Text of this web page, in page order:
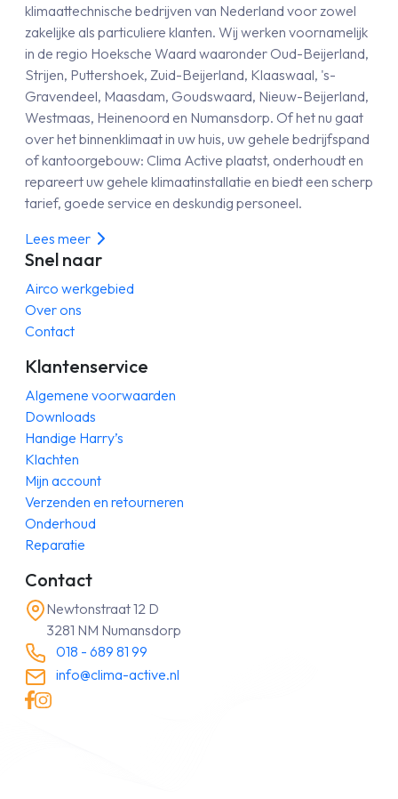
klimaattechnische bedrijven van Nederland voor zowel
zakelijke als particuliere klanten. Wij werken voornamelijk
in de regio Hoeksche Waard waaronder Oud-Beijerland,
Strijen, Puttershoek, Zuid-Beijerland, Klaaswaal, 's-
Gravendeel, Maasdam, Goudswaard, Nieuw-Beijerland,
Westmaas, Heinenoord en Numansdorp. Of het nu gaat
over het binnenklimaat in uw huis, uw gehele bedrijfspand
of kantoorgebouw: Clima Active plaatst, onderhoudt en
repareert uw gehele klimaatinstallatie en biedt een scherp
tarief, goede service en deskundig personeel.
Lees meer
Snel naar
Airco werkgebied
Over ons
Contact
Klantenservice
Algemene voorwaarden
Downloads
Handige Harry’s
Klachten
Mijn account
Verzenden en retourneren
Onderhoud
Reparatie
Contact
Newtonstraat 12 D
3281 NM Numansdorp
018 - 689 81 99
info@clima-active.nl